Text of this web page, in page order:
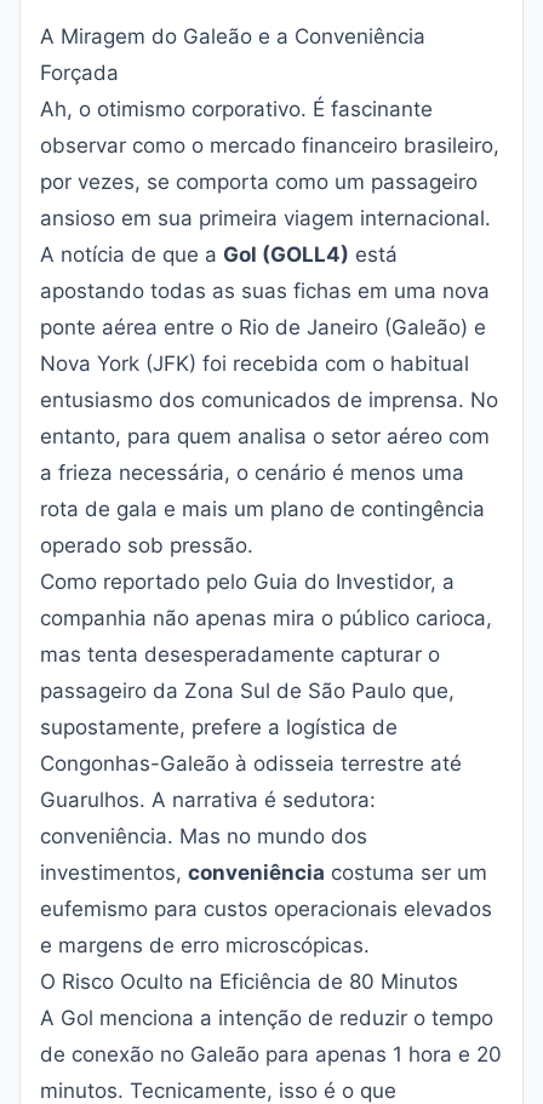
A Miragem do Galeão e a Conveniência
Forçada
Ah, o otimismo corporativo. É fascinante
observar como o mercado financeiro brasileiro,
por vezes, se comporta como um passageiro
ansioso em sua primeira viagem internacional.
A notícia de que a Gol (GOLL4) está
apostando todas as suas fichas em uma nova
ponte aérea entre o Rio de Janeiro (Galeão) e
Nova York (JFK) foi recebida com o habitual
entusiasmo dos comunicados de imprensa. No
entanto, para quem analisa o setor aéreo com
a frieza necessária, o cenário é menos uma
rota de gala e mais um plano de contingência
operado sob pressão.
Como reportado pelo Guia do Investidor, a
companhia não apenas mira o público carioca,
mas tenta desesperadamente capturar o
passageiro da Zona Sul de São Paulo que,
supostamente, prefere a logística de
Congonhas-Galeão à odisseia terrestre até
Guarulhos. A narrativa é sedutora:
conveniência. Mas no mundo dos
investimentos, conveniência costuma ser um
eufemismo para custos operacionais elevados
e margens de erro microscópicas.
O Risco Oculto na Eficiência de 80 Minutos
A Gol menciona a intenção de reduzir o tempo
de conexão no Galeão para apenas 1 hora e 20
minutos. Tecnicamente, isso é o que